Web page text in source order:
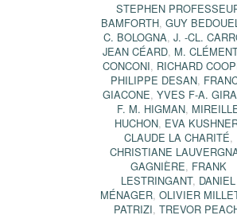
STEPHEN
BAMFORTH, GUY
C. BOLOGNA, J. -CL.
JEAN CÉARD, M. CLÉMENT
CONCONI, RICHARD
PHILIPPE DESAN,
GIACONE, YVES F-A.
F. M. HIGMAN,
HUCHON, EVA
CLAUDE LA CHARITÉ,
CHRISTIANE
GAGNIÈRE, FRANK
LESTRINGANT, DANIEL
MÉNAGER, OLIVIER
PATRIZI, TREVOR